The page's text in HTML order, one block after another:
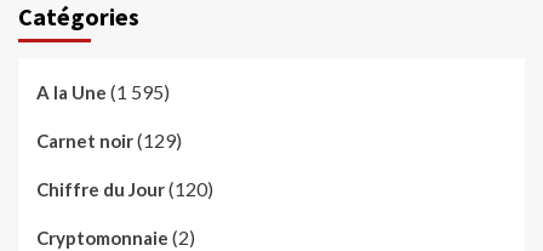
Catégories
A la Une (1 595)
Carnet noir(129)
Chiffre du Jour(120)
Cryptomonnaie (2)